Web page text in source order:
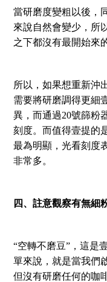
當研磨度變粗以後，
來說自然會變少，所
之下都沒有最開始來
所以，如果想重新沖
需要將研磨調得更細
異，而通過20號篩粉
刻度。而值得壹提的
最為明顯，光看刻度
非常多。
四、註意觀察有無細
“空轉不磨豆”，這是
單來說，就是當我們
但沒有研磨任何的咖